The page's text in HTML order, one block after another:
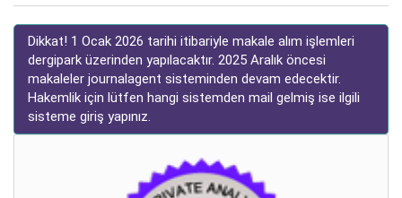
Dikkat! 1 Ocak 2026 tarihi itibariyle makale alım işlemleri
dergipark üzerinden yapılacaktır. 2025 Aralık öncesi
makaleler journalagent sisteminden devam edecektir.
Hakemlik için lütfen hangi sistemden mail gelmiş ise ilgili
sisteme giriş yapınız.